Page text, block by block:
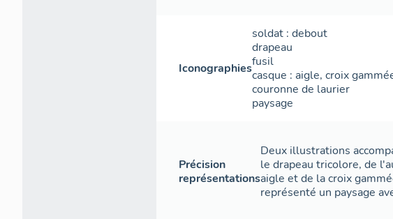
Iconographies
soldat : debout
drapeau
fusil
casque : aigle, croix
couronne de laurier
paysage
Précision
représentations
Deux illustrations
le drapeau tricolore, de
aigle et de la croix
représenté un paysage